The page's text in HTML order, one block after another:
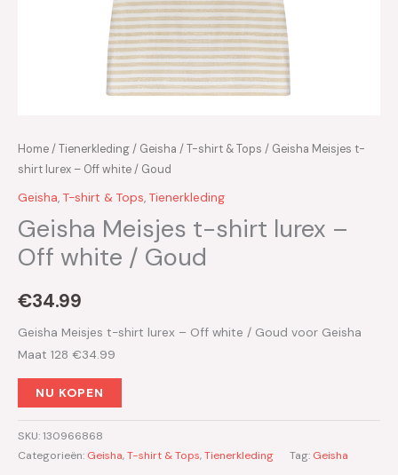
Home/Tienerkleding/ Geisha /T-shirt & Tops / Geisha Meisjes t-
shirt lurex – Off white / Goud
Geisha, T-shirt & Tops, Tienerkleding
Geisha Meisjes t-shirt lurex –
Off white / Goud
€34.99
Geisha Meisjes t-shirt lurex – Off white / Goud voor Geisha
Maat 128 €34.99
NU KOPEN
SKU:130966868
Categorieën: Geisha,T-shirt & Tops,Tienerkleding Tag: Geisha